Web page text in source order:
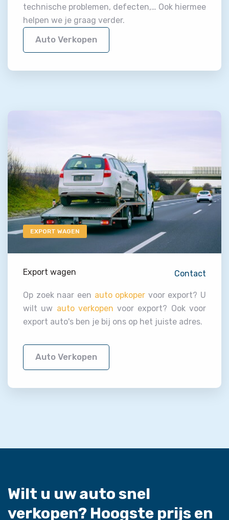
technische problemen, defecten,… Ook hiermee
helpen we je graag verder.
Auto Verkopen
EXPORT WAGEN
Export wagen Contact
Op zoek naar een auto opkoper voor export? U
wilt uw auto verkopen voor export? Ook voor
export auto's ben je bij ons op het juiste adres.
Auto Verkopen
Wilt u uw auto snel
verkopen? Hoogste prijs en